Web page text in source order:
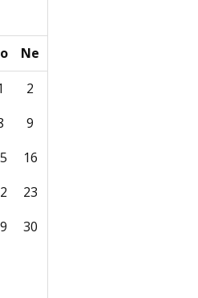
Ne
2
9
16
23
30